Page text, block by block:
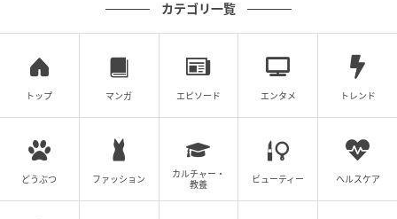
カテゴリ一覧
トップ マンガ エピソード エンタメ トレンド
どうぶつ ファッション
カルチャー・
教養
ビューティー ヘルスケア